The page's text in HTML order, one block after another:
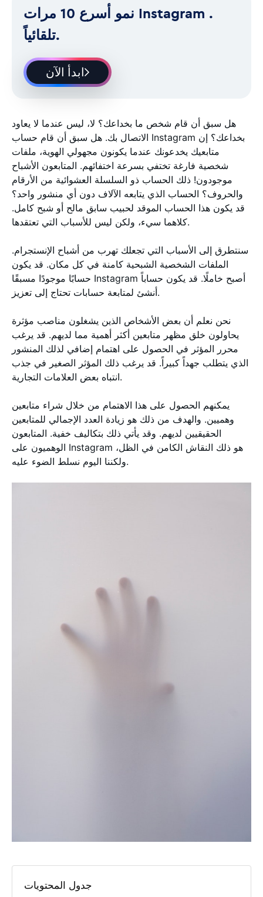
نمو أسرع 10 مرات Instagram .
تلقائياً.
ابدأ الآن
هل سبق أن قام شخص ما بخداعك؟ لا، ليس عندما لا يعاود
الاتصال بك. هل سبق أن قام حساب Instagram بخداعك؟ إن
متابعيك يخدعونك عندما يكونون مجهولي الهوية، ملفات
شخصية فارغة تختفي بسرعة اختفائهم. المتابعون الأشباح
موجودون! ذلك الحساب ذو السلسلة العشوائية من الأرقام
والحروف؟ الحساب الذي يتابعه الآلاف دون أي منشور واحد؟
قد يكون هذا الحساب الموقد لحبيب سابق مالح أو شبح كامل.
كلاهما سيء، ولكن ليس للأسباب التي تعتقدها.
سنتطرق إلى الأسباب التي تجعلك تهرب من أشباح الإنستجرام.
الملفات الشخصية الشبحية كامنة في كل مكان. قد يكون
حسابًا موجودًا مسبقًا Instagram أصبح خاملًا. قد يكون حساباً
أنشئ لمتابعة حسابات تحتاج إلى تعزيز.
نحن نعلم أن بعض الأشخاص الذين يشغلون مناصب مؤثرة
يحاولون خلق مظهر متابعين أكثر أهمية مما لديهم. قد يرغب
محرر المؤثر في الحصول على اهتمام إضافي لذلك المنشور
الذي يتطلب جهداً كبيراً. قد يرغب ذلك المؤثر الصغير في جذب
انتباه بعض العلامات التجارية.
يمكنهم الحصول على هذا الاهتمام من خلال شراء متابعين
وهميين. والهدف من ذلك هو زيادة العدد الإجمالي للمتابعين
الحقيقيين لديهم. وقد يأتي ذلك بتكاليف خفية. المتابعون
الوهميون على Instagram هو ذلك النقاش الكامن في الظل،
ولكننا اليوم نسلط الضوء عليه.
جدول المحتويات